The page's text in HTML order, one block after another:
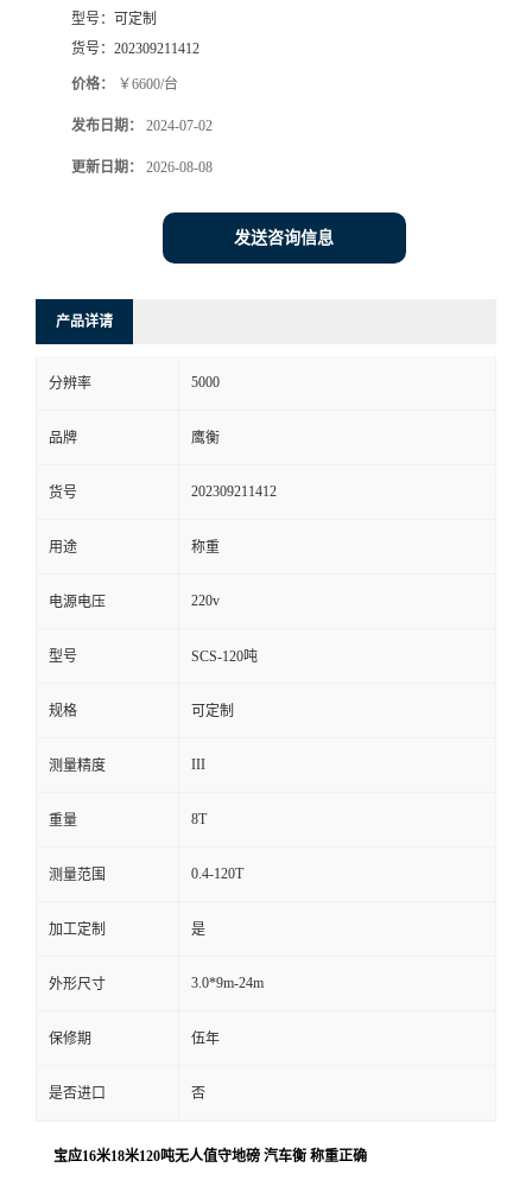
型号： 可定制
货号： 202309211412
价格： ￥6600/台
发布日期： 2024-07-02
更新日期： 2026-08-08
发送咨询信息
产品详请
分辨率 5000
品牌 鹰衡
货号 202309211412
用途 称重
电源电压 220v
型号 SCS-120吨
规格 可定制
测量精度 III
重量 8T
测量范围 0.4-120T
加工定制 是
外形尺寸 3.0*9m-24m
保修期 伍年
是否进口 否
宝应16米18米120吨无人值守地磅 汽车衡 称重正确